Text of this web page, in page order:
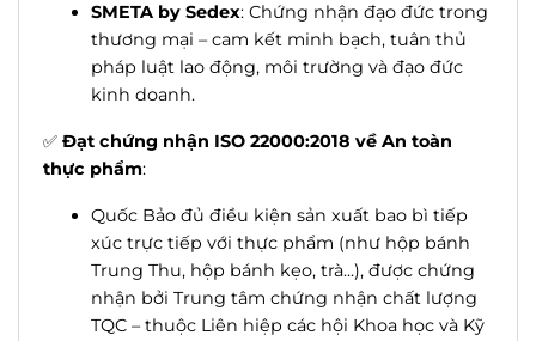
SMETA by Sedex: Chứng nhận đạo đức trong
thương mại – cam kết minh bạch, tuân thủ
pháp luật lao động, môi trường và đạo đức
kinh doanh.
✅ Đạt chứng nhận ISO 22000:2018 về An toàn
thực phẩm:
Quốc Bảo đủ điều kiện sản xuất bao bì tiếp
xúc trực tiếp với thực phẩm (như hộp bánh
Trung Thu, hộp bánh kẹo, trà...), được chứng
nhận bởi Trung tâm chứng nhận chất lượng
TQC – thuộc Liên hiệp các hội Khoa học và Kỹ